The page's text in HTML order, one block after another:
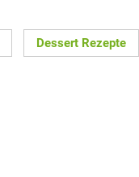
Dessert Rezepte